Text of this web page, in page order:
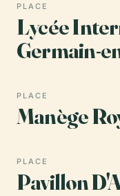
PLACE
Lycée
Germain-
PLACE
Manège
PLACE
Pavillon